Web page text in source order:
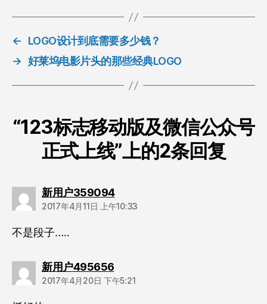
←
LOGO设计到底需要多少钱？
→ 好莱坞电影片头的那些经典LOGO
“123标志移动版及微信公众号
正式上线”上的2条回复
新用户359094说：
2017年4月11日 上午10:33
不是段子…..
新用户495656说：
2017年4月20日 下午5:21